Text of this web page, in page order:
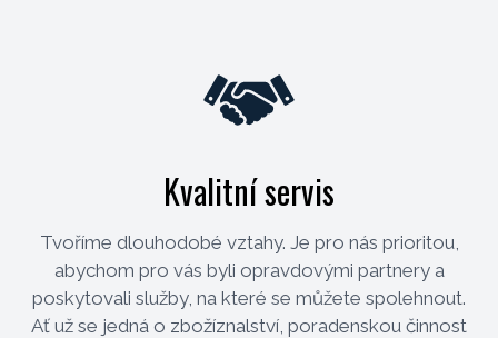
Kvalitní servis
Tvoříme dlouhodobé vztahy. Je pro nás prioritou,
abychom pro vás byli opravdovými partnery a
poskytovali služby, na které se můžete spolehnout.
Ať už se jedná o zbožíznalství, poradenskou činnost